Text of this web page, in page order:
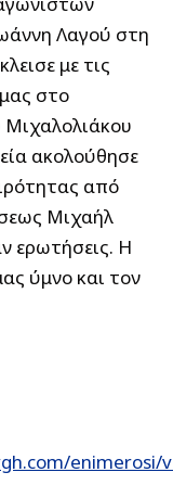
Λαγού στη
με τις
στο
Μιχαλολιάκου
ακολούθησε
από
Μιχαήλ
ερωτήσεις. Η
ύμνο και τον